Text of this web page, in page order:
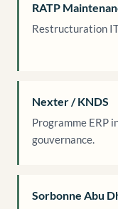
RATP
Restructuration
Nexter / KNDS
Programme ERP
gouvernance.
Sorbonne Abu